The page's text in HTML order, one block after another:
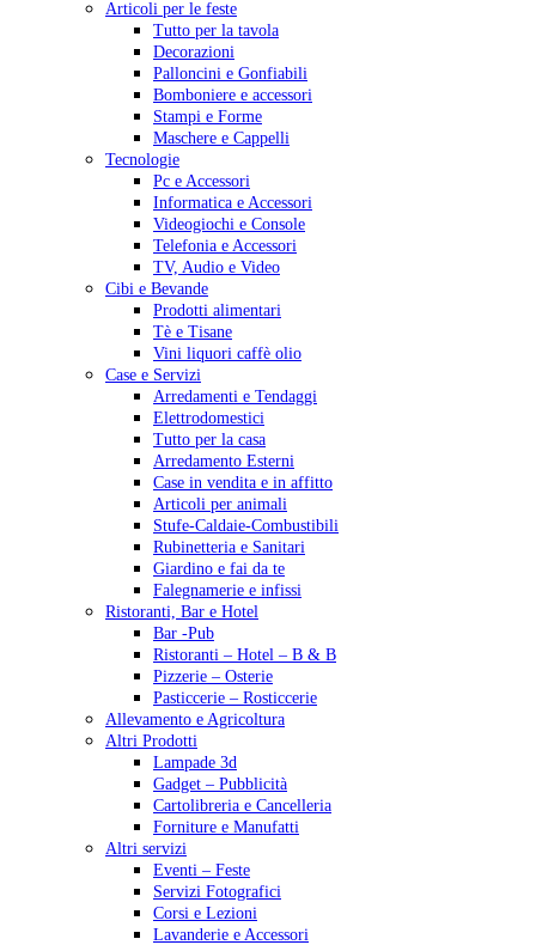
Articoli per le feste
Tutto per la tavola
Decorazioni
Palloncini e Gonfiabili
Bomboniere e accessori
Stampi e Forme
Maschere e Cappelli
Tecnologie
Pc e Accessori
Informatica e Accessori
Videogiochi e Console
Telefonia e Accessori
TV, Audio e Video
Cibi e Bevande
Prodotti alimentari
Tè e Tisane
Vini liquori caffè olio
Case e Servizi
Arredamenti e Tendaggi
Elettrodomestici
Tutto per la casa
Arredamento Esterni
Case in vendita e in affitto
Articoli per animali
Stufe-Caldaie-Combustibili
Rubinetteria e Sanitari
Giardino e fai da te
Falegnamerie e infissi
Ristoranti, Bar e Hotel
Bar -Pub
Ristoranti – Hotel – B & B
Pizzerie – Osterie
Pasticcerie – Rosticcerie
Allevamento e Agricoltura
Altri Prodotti
Lampade 3d
Gadget – Pubblicità
Cartolibreria e Cancelleria
Forniture e Manufatti
Altri servizi
Eventi – Feste
Servizi Fotografici
Corsi e Lezioni
Lavanderie e Accessori